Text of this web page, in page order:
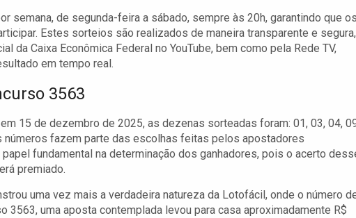
de segunda-feira a sábado, sempre às 20h, garantindo que
Estes sorteios são realizados de maneira transparente e segura,
da Caixa Econômica Federal no YouTube, bem como pela Rede TV,
em tempo real.
3563
15 de dezembro de 2025, as dezenas sorteadas foram: 01, 03, 04,
números fazem parte das escolhas feitas pelos apostadores
fundamental na determinação dos ganhadores, pois o acerto
premiado.
uma vez mais a verdadeira natureza da Lotofácil, onde o número
3563, uma aposta contemplada levou para casa aproximadamente R$